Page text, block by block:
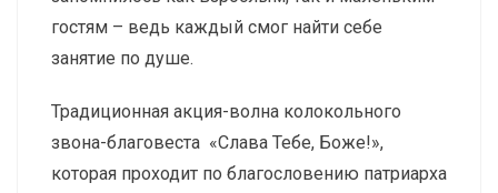
гостям – ведь каждый смог найти себе
занятие по душе.
Традиционная акция-волна колокольного
звона-благовеста «Слава Тебе, Боже!»,
которая проходит по благословению патриарха